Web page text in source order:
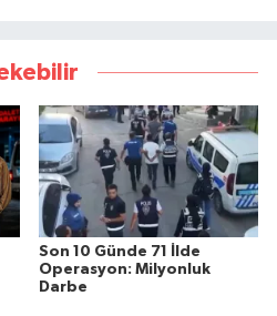
Son 10 Günde 71 İlde
Operasyon: Milyonluk
Darbe